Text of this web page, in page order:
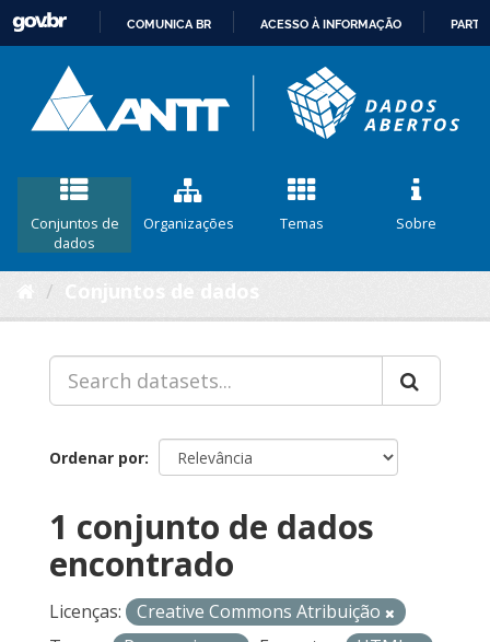
CONTEÚDO
COMUNICA BR ACESSO À INFORMAÇÃO
Conjuntos de
dados
Organizações Temas Sobre
Ordenar por
1 conjunto de dados
encontrado
Licenças:
Creative Commons Atribuição